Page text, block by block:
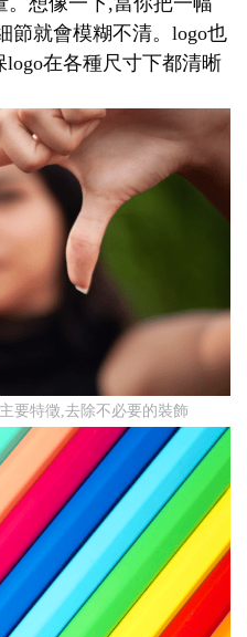
節就會模糊不清。logo也
在各種尺寸下都清晰
要特徵,去除不必要的裝飾